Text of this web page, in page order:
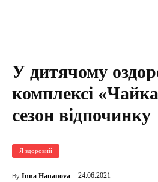
У дитячому
комплексі
сезон відпочинку
Я здоровий
By Inna Hananova 24.06.2021